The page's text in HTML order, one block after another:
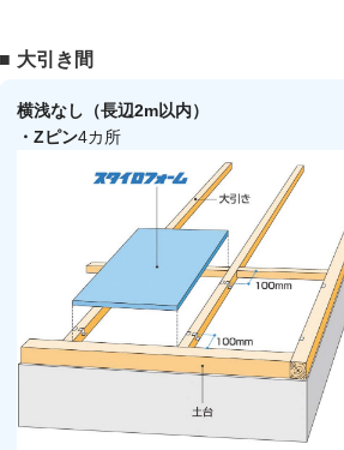
大引き間
横浅なし（長辺2m以内）
・Zピン4カ所